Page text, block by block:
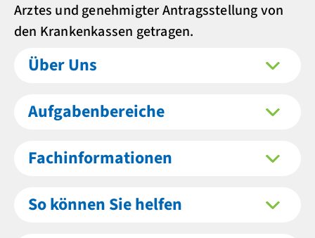
Arztes und genehmigter Antragsstellung von
den Krankenkassen getragen.
Über Uns
Aufgabenbereiche
Fachinformationen
So können Sie helfen